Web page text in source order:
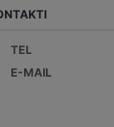
TEL
E-MAIL